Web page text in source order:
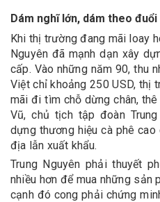
Dám nghĩ lớn, dám theo
Khi thị trường đang mãi loay
Nguyên đã mạnh dạn xây
cấp. Vào những năm 90, thu
Việt chỉ khoảng 250 USD, thị
mãi đi tìm chỗ dừng chân,
Vũ, chủ tịch tập đoàn
dựng thương hiệu cà phê
địa lẫn xuất khẩu.
Trung Nguyên phải thuyết
nhiều hơn để mua những sản
cạnh đó cong phải chứng